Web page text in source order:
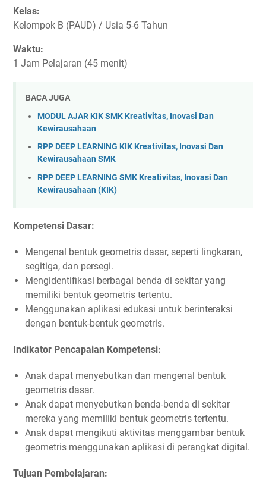
Kelas:
Kelompok B (PAUD) / Usia 5-6 Tahun
Waktu:
1 Jam Pelajaran (45 menit)
BACA JUGA
MODUL AJAR KIK SMK Kreativitas, Inovasi Dan
Kewirausahaan
RPP DEEP LEARNING KIK Kreativitas, Inovasi Dan
Kewirausahaan SMK
RPP DEEP LEARNING SMK Kreativitas, Inovasi Dan
Kewirausahaan (KIK)
Kompetensi Dasar:
Mengenal bentuk geometris dasar, seperti lingkaran,
segitiga, dan persegi.
Mengidentifikasi berbagai benda di sekitar yang
memiliki bentuk geometris tertentu.
Menggunakan aplikasi edukasi untuk berinteraksi
dengan bentuk-bentuk geometris.
Indikator Pencapaian Kompetensi:
Anak dapat menyebutkan dan mengenal bentuk
geometris dasar.
Anak dapat menyebutkan benda-benda di sekitar
mereka yang memiliki bentuk geometris tertentu.
Anak dapat mengikuti aktivitas menggambar bentuk
geometris menggunakan aplikasi di perangkat digital.
Tujuan Pembelajaran: